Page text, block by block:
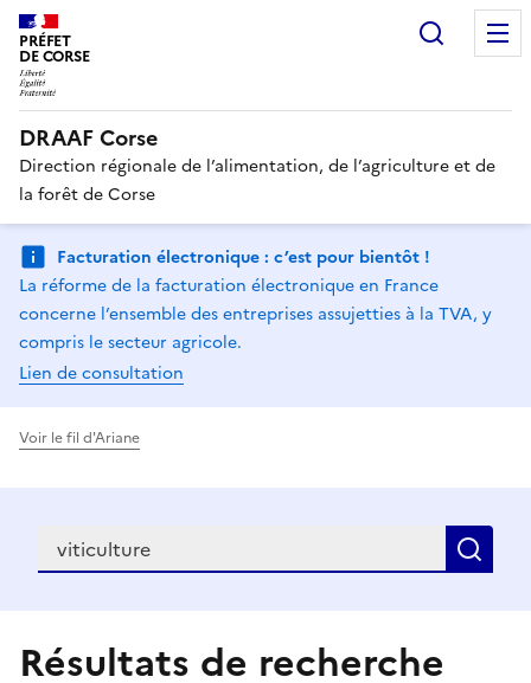
PRÉFET
DE CORSE
DRAAF Corse
Direction régionale de l’alimentation, de l’agriculture et de
la forêt de Corse
Facturation électronique : c’est pour bientôt !
La réforme de la facturation électronique en France
concerne l’ensemble des entreprises assujetties à la TVA, y
compris le secteur agricole.
Lien de consultation
Voir le fil d'Ariane
Recherche
Résultats de recherche